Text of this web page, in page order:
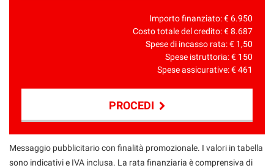
Importo finanziato: € 6.950
Costo totale del credito: €8.687
Spese di incasso rata: € 1,50
Spese istruttoria: € 150
Spese assicurative: €461
PROCEDI
Contattaci
Messaggio pubblicitario con finalità promozionale. I valori in tabella
sono indicativi e IVA inclusa. La rata finanziaria è comprensiva di